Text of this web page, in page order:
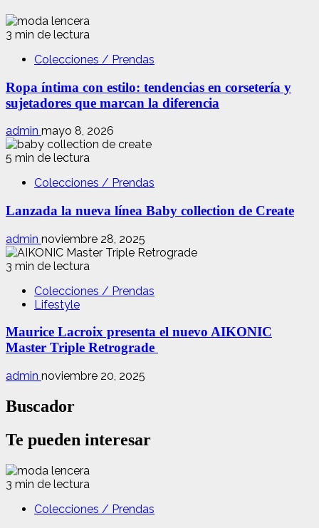
3 min de lectura
Colecciones / Prendas
Ropa íntima con estilo: tendencias en corsetería y
sujetadores que marcan la diferencia
admin mayo 8, 2026
5 min de lectura
Colecciones / Prendas
Lanzada la nueva línea Baby collection de Create
admin noviembre 28, 2025
3 min de lectura
Colecciones / Prendas
Lifestyle
Maurice Lacroix presenta el nuevo AIKONIC
Master Triple Retrograde
admin noviembre 20, 2025
Buscador
Te pueden interesar
3 min de lectura
Colecciones / Prendas